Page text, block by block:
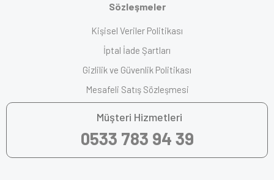
Sözleşmeler
Kişisel Veriler Politikası
İptal İade Şartları
Gizlilik ve Güvenlik Politikası
Mesafeli Satış Sözleşmesi
Müşteri Hizmetleri
0533 783 94 39